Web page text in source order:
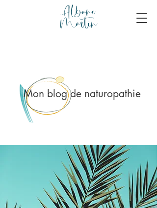
Albane
Martin
Mon blog de naturopathie